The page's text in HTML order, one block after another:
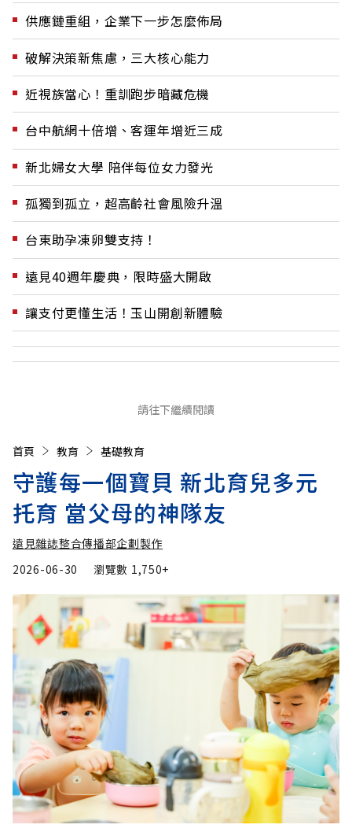
供應鏈重組，企業下一步怎麼佈局
破解決策新焦慮，三大核心能力
近視族當心！重訓跑步暗藏危機
台中航網十倍增、客運年增近三成
新北婦女大學 陪伴每位女力發光
孤獨到孤立，超高齡社會風險升溫
台東助孕凍卵雙支持！
遠見40週年慶典，限時盛大開啟
讓支付更懂生活！玉山開創新體驗
請往下繼續閱讀
首頁 教育 基礎教育
守護每一個寶貝 新北育兒多元
托育 當父母的神隊友
遠見雜誌整合傳播部企劃製作
2026-06-30
瀏覽數 1,750+